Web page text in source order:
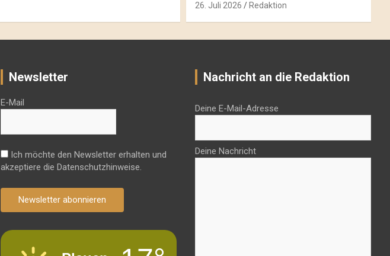
26. Juli 2026 Redaktion
Newsletter
E-Mail
Ich möchte den Newsletter erhalten und
akzeptiere die Datenschutzhinweise.
Newsletter abonnieren
Nachricht an die Redaktion
Deine E-Mail-Adresse
Deine Nachricht